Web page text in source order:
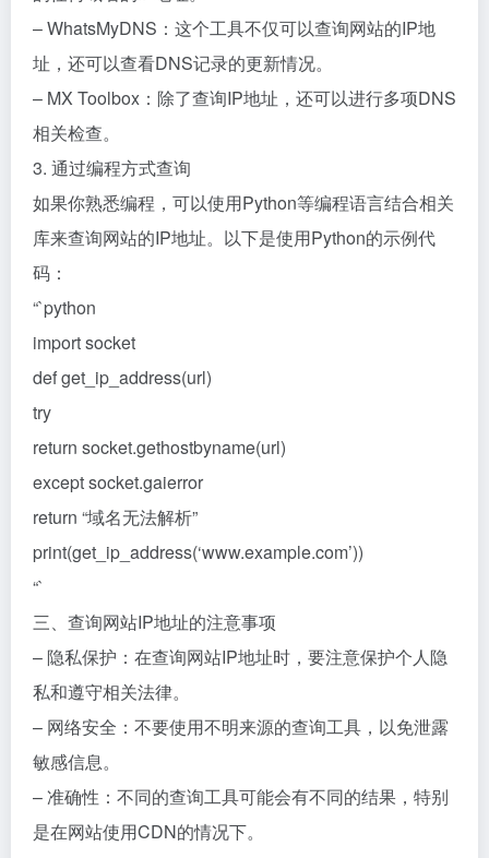
– WhatsMyDNS：这个工具不仅可以查询网站的IP地
址，还可以查看DNS记录的更新情况。
– MX Toolbox：除了查询IP地址，还可以进行多项DNS
相关检查。
3. 通过编程方式查询
如果你熟悉编程，可以使用Python等编程语言结合相关
库来查询网站的IP地址。以下是使用Python的示例代
码：
“`python
import socket
def get_ip_address(url)
try
return socket.gethostbyname(url)
except socket.gaierror
return “域名无法解析”
print(get_ip_address(‘www.example.com’))
“`
三、查询网站IP地址的注意事项
– 隐私保护：在查询网站IP地址时，要注意保护个人隐
私和遵守相关法律。
– 网络安全：不要使用不明来源的查询工具，以免泄露
敏感信息。
– 准确性：不同的查询工具可能会有不同的结果，特别
是在网站使用CDN的情况下。